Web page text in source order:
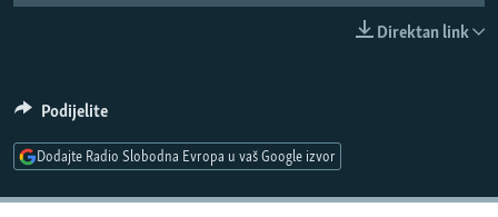
SPECIJALI RSE
VIŠE OD NASLOVA
PRATITE NAS
Direktan link
Podijelite
Dodajte Radio Slobodna Evropa u vaš Google izvor